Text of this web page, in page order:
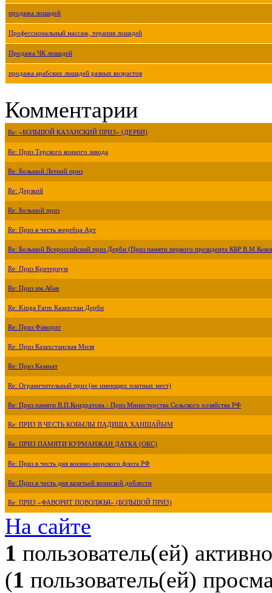
продажа лошадей
Профессиональный массаж, терапия лошадей
Продажа ЧК лошадей
продажа арабских лошадей разных возрастов
Комментарии
Re: «БОЛЬШОЙ КАЗАНСКИЙ ПРИЗ» (ДЕРБИ)
Re: Приз Терского конного завода
Re: Большой Летний приз
Re: Дерзкий
Re: Большой приз
Re: Приз в честь жеребца Арт
Re: Большой Всероссийский приз Дерби (Приз памяти первого президента КБР
Re: Приз Критериум
Re: Приз им.Абая
Re: Kinga Farm Казахстан Дерби
Re: Приз Фаворит
Re: Приз Казахстанская Миля
Re: Приз Казанат
Re: Ограничительный приз (не имеющих платных мест)
Re: Приз памяти В.П.Кондратова - Приз Министерства Сельского хозяйства РФ
Re: ПРИЗ В ЧЕСТЬ КОБЫЛЫ ПАДИША ХАНШАЙЫМ
Re: ПРИЗ ПАМЯТИ КУРМАНЖАН ДАТКА (ОКС)
Re: Приз в честь дня военно-морского флота РФ
Re: Приз в честь дня казачьей воинской доблести
Re: ПРИЗ «ФАВОРИТ ПОВОЛЖЬЯ» (БОЛЬШОЙ ПРИЗ)
На сайте
1 пользователь(ей) активно
(1 пользователь(ей)